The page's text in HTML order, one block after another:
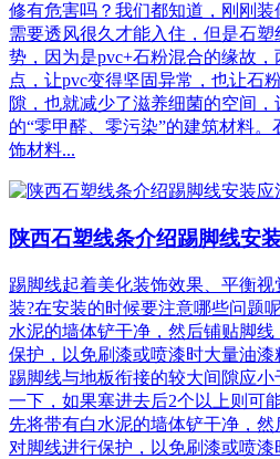
修有危害吗？我们都知道，刚刚装
需要透风很久才能入住，但是石
势，因为是pvc+石粉混合的缘故
点，让pvc变得坚固异常，也让石
隙，也就减少了滋养细菌的空间
的“零甲醛、零污染”的建筑材料
饰材料...
陕西石塑线条介绍踢脚线安
踢脚线起着美化装饰效果、平衡
装?在安装的时候要注意哪些问题
水泥的墙体铲干净，然后铺贴脚
保护，以免刷漆或喷漆时大量油漆
踢脚线与地板衔接的较大间隙应小
一下，如果塞进去后2个以上则可
先将带有白水泥的墙体铲干净，
对脚线进行保护，以免刷漆或喷